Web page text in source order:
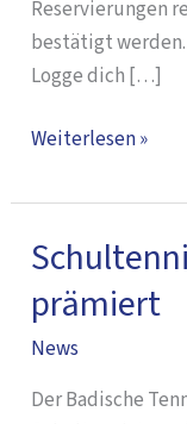
Reservierungen
bestätigt werden.
Logge dich […]
Weiterlesen »
prämiert
News
Der Badische
Schultennistage
TC
Tengen